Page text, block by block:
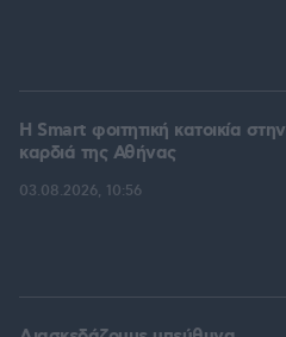
Η Smart φοιτητική κατοικία στην
καρδιά της Αθήνας
03.08.2026, 10:56